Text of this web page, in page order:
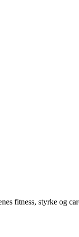
fitness, styrke og